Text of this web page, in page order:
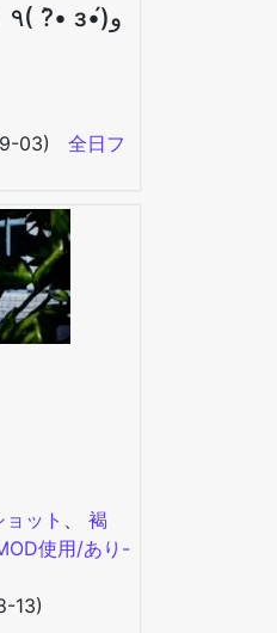
貧乳のどこが悪い！ ٩( ?•̀ з•́)و
03)
全日フ
ット
褐
使用/あり-
13)